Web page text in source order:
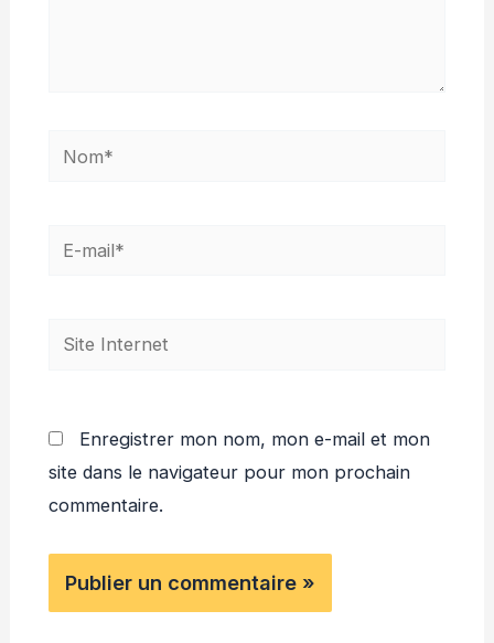
Nom*
E-
Site
Enregistrer mon nom, mon e-mail et mon
site dans le navigateur pour mon prochain
commentaire.